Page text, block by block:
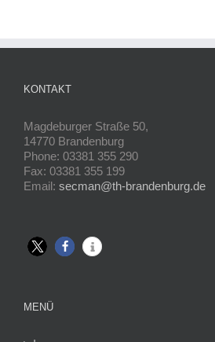
KONTAKT
Magdeburger Straße 50,
14770 Brandenburg
Phone: 03381 355 290
Fax: 03381 355 199
Email: secman@th-brandenburg.de
MENÜ